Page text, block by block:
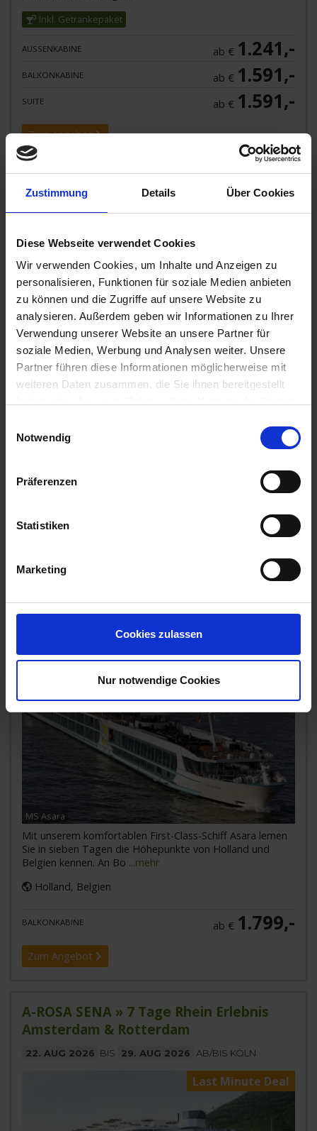
Zustimmung Details Über Cookies
Diese Webseite verwendet Cookies
Wir verwenden Cookies, um Inhalte und Anzeigen zu
personalisieren, Funktionen für soziale Medien anbieten
zu können und die Zugriffe auf unsere Website zu
analysieren. Außerdem geben wir Informationen zu Ihrer
Verwendung unserer Website an unsere Partner für
soziale Medien, Werbung und Analysen weiter. Unsere
Partner führen diese Informationen möglicherweise mit
weiteren Daten zusammen, die Sie ihnen bereitgestellt
Notwendig
Präferenzen
Statistiken
Marketing
Cookies zulassen
Nur notwendige Cookies
Inkl. Getränkepaket
AUSSENKABINE ab € 1.241,-
BALKONKABINE ab € 1.591,-
SUITE ab € 1.591,-
Zum Angebot
MS VIVA ONE » 7 Tage Seeluft und
zu den maritimen Schätzen der Niederlande. Lassen Sie
sich von Amsterda
AUSSENKABINE 1.795,-
MS Asara » 7 Tage Holland- & Belgien-
MS Asara
Mit unserem komfortablen First-Class-Schiff Asara lernen
Sie in sieben Tagen die Höhepunkte von Holland und
Belgien kennen. An Bo ...mehr
Holland, Belgien
BALKONKABINE ab € 1.799,-
Zum Angebot
A-ROSA SENA » 7 Tage Rhein Erlebnis
Amsterdam & Rotterdam
22. AUG 2026 BIS 29. AUG 2026 AB/BIS KÖLN
Last Minute Deal